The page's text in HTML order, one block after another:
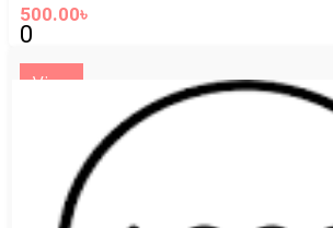
500.00৳
0
View